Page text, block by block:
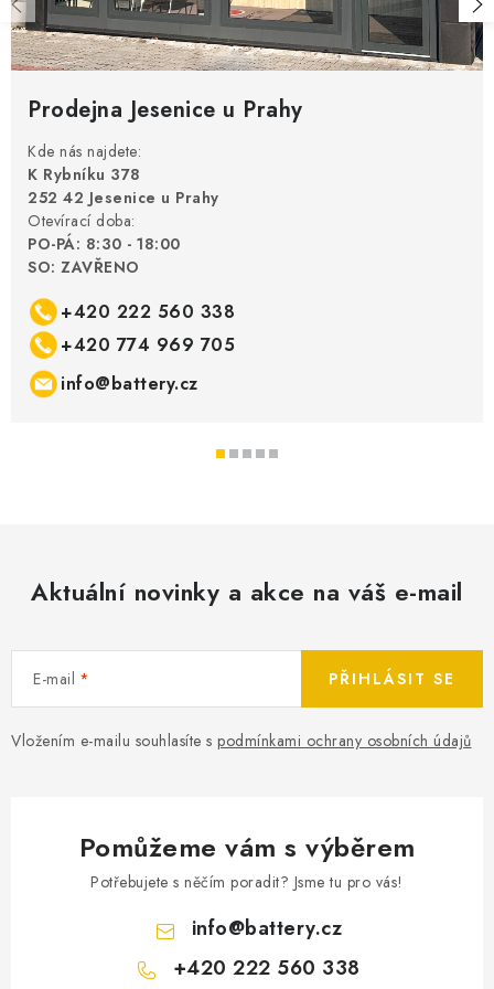
u
Prodejna Jesenice u Prahy
Kde nás najdete:
K Rybníku 378
252 42 Jesenice u Prahy
Otevírací doba:
PO-PÁ: 8:30 - 18:00
SO: ZAVŘENO
+420 222 560 338
+420 774 969 705
info@battery.cz
Aktuální novinky a akce na váš e-mail
E-mail
Vložením e-mailu souhlasíte s podmínkami ochrany osobních údajů
PŘIHLÁSIT SE
Pomůžeme vám s výběrem
Potřebujete s něčím poradit? Jsme tu pro vás!
info@battery.cz
+420 222 560 338